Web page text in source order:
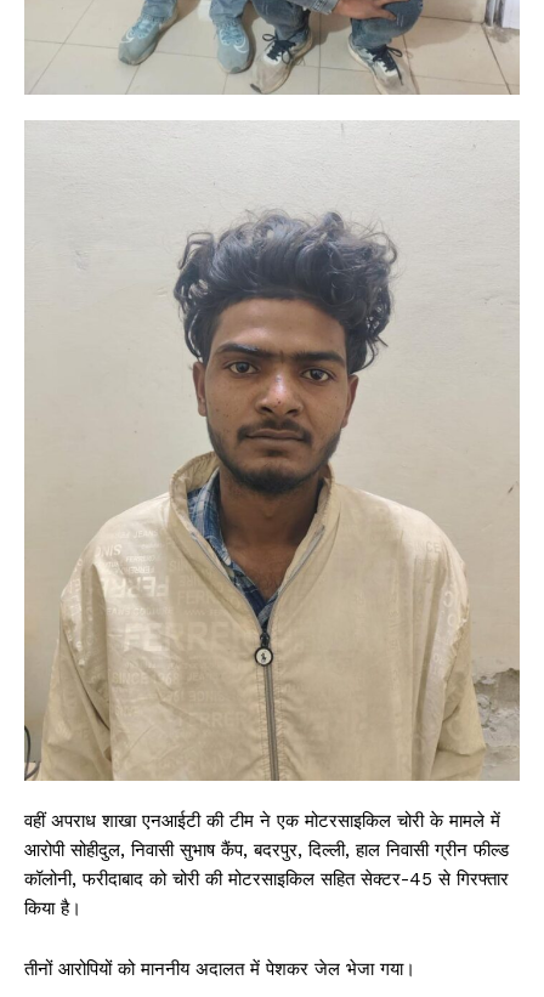
वहीं अपराध शाखा एनआईटी की टीम ने एक मोटरसाइकिल चोरी के मामले में
आरोपी सोहीदुल, निवासी सुभाष कैंप, बदरपुर, दिल्ली, हाल निवासी ग्रीन फील्ड
कॉलोनी, फरीदाबाद को चोरी की मोटरसाइकिल सहित सेक्टर-45 से गिरफ्तार
किया है।
तीनों आरोपियों को माननीय अदालत में पेशकर जेल भेजा गया।